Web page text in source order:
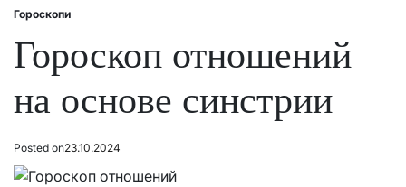
Posted
Гороскопи
Гороскоп отношений
на основе синстрии
Posted on23.10.2024